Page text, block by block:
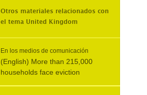
Otros materiales relacionados con
el tema United Kingdom
En los medios de comunicación
(English) More than 215,000
households face eviction